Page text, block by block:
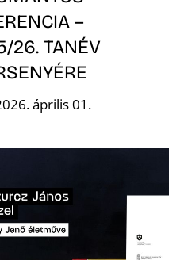
–
26. TANÉV
április 01.